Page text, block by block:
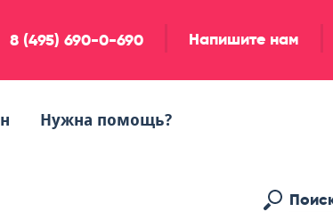
8 (495) 690-0-690 Напишите нам
Нужна помощь?